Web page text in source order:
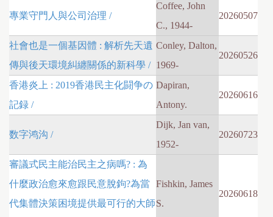
專業守門人與公司治理 /
Coffee, John
C., 1944-
20260507
社會也是一個基因體 : 解析先天遺
傳與後天環境糾纏關係的新科學 /
Conley, Dalton,
1969-
20260526
香港炎上 : 2019香港民主化闘争の
記録 /
Dapiran,
Antony.
20260616
数字鸿沟 /
Dijk, Jan van,
1952-
20260723
審議式民主能治民主之病嗎? : 為
什麼政治愈來愈跟民意脫鉤?為當
代集體決策困境提供最可行的大師
Fishkin, James
S.
20260618